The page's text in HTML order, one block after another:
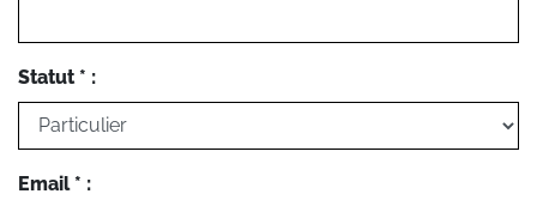
Statut * :
Email * :